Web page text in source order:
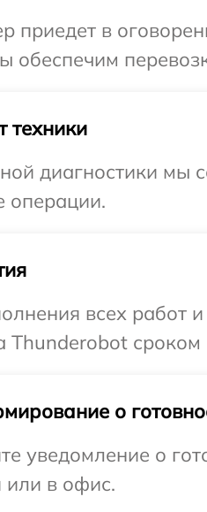
приедет в
обеспечим
техники
диагностики мы
операции.
всех работ
Thunderobot
о
уведомление о
в офис.